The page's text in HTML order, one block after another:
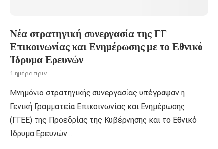
Νέα στρατηγική συνεργασία της ΓΓ
Επικοινωνίας και Ενημέρωσης με το Εθνικό
Ίδρυμα Ερευνών
1 ημέρα πριν
Μνημόνιο στρατηγικής συνεργασίας υπέγραψαν η
Γενική Γραμματεία Επικοινωνίας και Ενημέρωσης
(ΓΓΕΕ) της Προεδρίας της Κυβέρνησης και το Εθνικό
Ίδρυμα Ερευνών …